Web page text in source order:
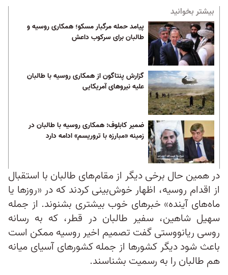
بیشتر بخوانید
پیامد حمله مرگبار مسکو؛ همکاری روسیه و
طالبان برای سرکوب داعش
گزارش پنتاگون از همکاری روسیه با طالبان
علیه نیروهای آمریکایی
ضمیر کابلوف: همکاری روسیه با طالبان در
زمینه «مبارزه با تروریسم» ادامه دارد
در همین حال برخی دیگر از مقام‌های طالبان با استقبال
از اقدام روسیه، اظهار خوش‌بینی کردند که در «روزها یا
ماه‌های آینده» خبرهای خوب بیشتری بشنوند. از جمله
سهیل شاهین، سفیر طالبان در قطر، که به رسانه
روسی ریانووستی گفت تصمیم اخیر روسیه ممکن است
باعث شود دیگر کشورها از جمله کشورهای آسیای میانه
هم طالبان را به رسمیت بشناسند.